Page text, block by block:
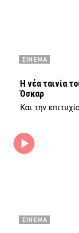
ΣΙΝΕΜΑ
Η νέα ταινία
Όσκαρ
Και την
ΣΙΝΕΜΑ